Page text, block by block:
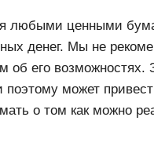
любыми ценными
денег. Мы не
об его возможностях.
поэтому может
о том как можно